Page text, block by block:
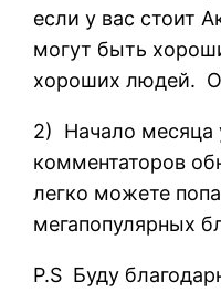
если у вас стоит
могут быть
хороших людей.
2) Начало месяца
комментаторов
легко можете
мегапопулярных
P.S Буду